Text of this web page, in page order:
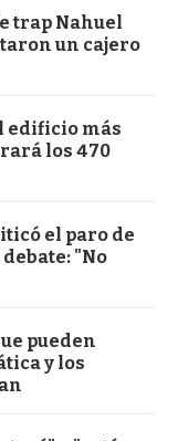
trap Nahuel
un cajero
edificio más
los 470
el paro de
"No
pueden
y los